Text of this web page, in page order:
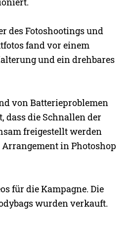
des Fotoshootings und
fand vor einem
und ein drehbares
von Batterieproblemen
dass die Schnallen der
freigestellt werden
in Photoshop
für die Kampagne. Die
wurden verkauft.